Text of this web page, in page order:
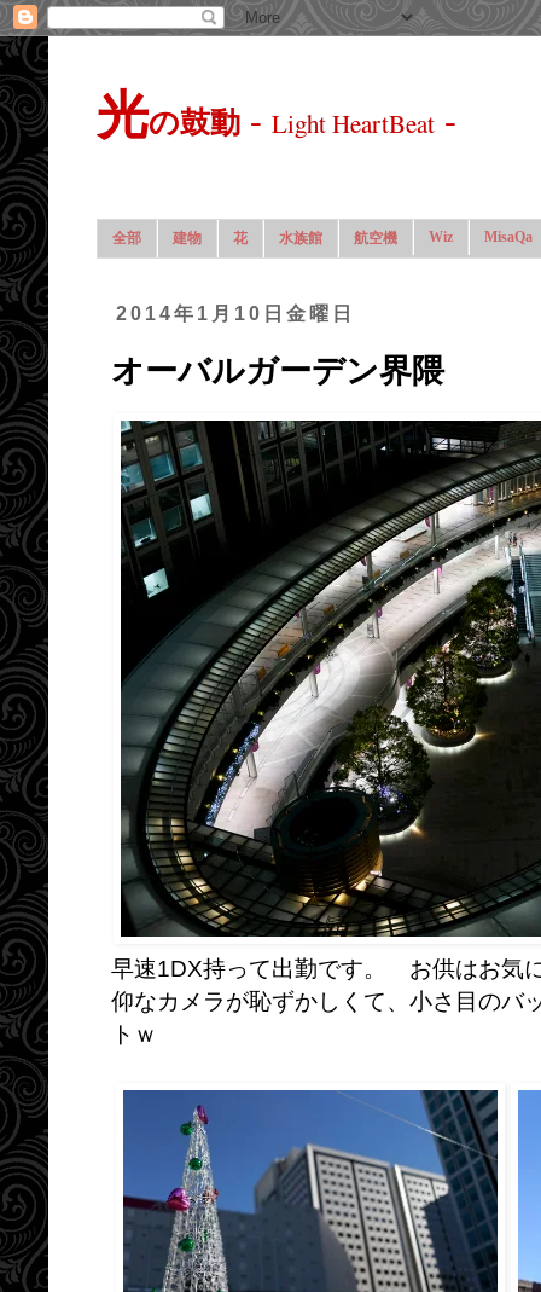
光の鼓動 - Light HeartBeat -
全部 建物 花 水族館 航空機 Wiz MisaQa
2014年1月10日金曜日
オーバルガーデン界隈
早速1DX持って出勤です。 お供はお気
仰なカメラが恥ずかしくて、小さ目のバ
トｗ